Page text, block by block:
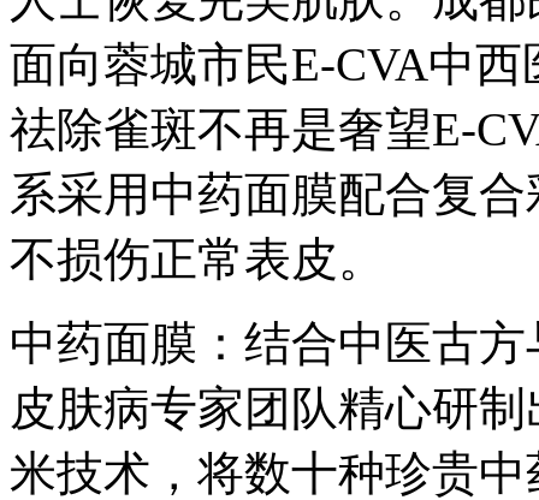
面向蓉城市民E-CVA中
祛除雀斑不再是奢望E-
系采用中药面膜配合复
不损伤正常表皮。
中药面膜：结合中医古
皮肤病专家团队精心研
米技术，将数十种珍贵